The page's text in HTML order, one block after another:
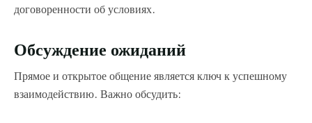
договоренности об условиях.
Обсуждение ожиданий
Прямое и открытое общение является ключ к успешному
взаимодействию. Важно обсудить: